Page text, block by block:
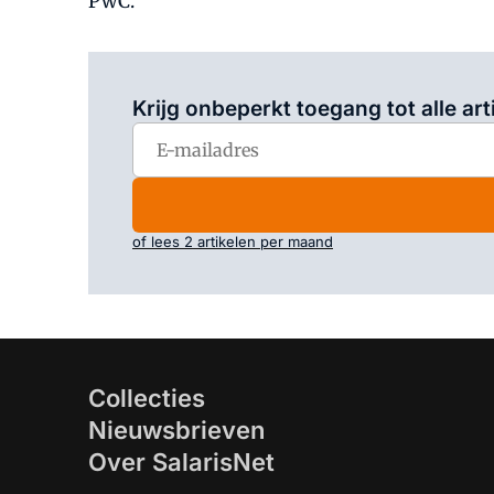
Krijg onbeperkt toegang tot alle
of lees 2 artikelen per maand
Collecties
Nieuwsbrieven
Over SalarisNet